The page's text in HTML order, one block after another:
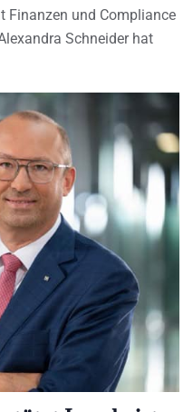
Finanzen und Compliance
Schneider hat